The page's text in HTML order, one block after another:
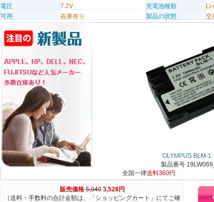
電圧
7.2V 充電池種類
可用
在庫有り 製品の状態 交
OLYMPUS BLM-1
製品番号
全国一律送料360円
販売価格 5,040 3,528円
（送料・手数料の合計金額は、「ショッピングカート」にてご確